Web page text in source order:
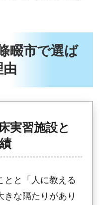
畷市で選ば
実習施設と
とと「人に教える
きな隔たりがあり